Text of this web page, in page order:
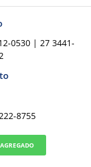
0530 | 27 3441-
8755